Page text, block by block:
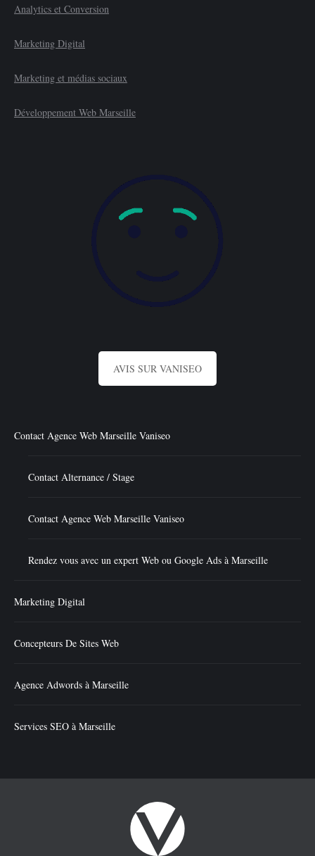
Analytics et Conversion
Marketing Digital
Marketing et médias sociaux
Développement Web Marseille
AVIS SUR VANISEO
Contact Agence Web Marseille Vaniseo
Contact Alternance / Stage
Contact Agence Web Marseille Vaniseo
Rendez vous avec un expert Web ou Google Ads à Marseille
Marketing Digital
Concepteurs De Sites Web
Agence Adwords à Marseille
Services SEO à Marseille